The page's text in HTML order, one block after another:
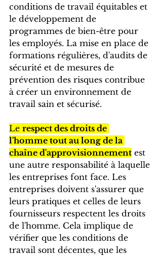
conditions de travail équitables et
le développement de
programmes de bien-être pour
les employés. La mise en place de
formations régulières, d'audits de
sécurité et de mesures de
prévention des risques contribue
à créer un environnement de
travail sain et sécurisé.
Le respect des droits de
l'homme tout au long de la
chaîne d'approvisionnement est
une autre responsabilité à laquelle
les entreprises font face. Les
entreprises doivent s'assurer que
leurs pratiques et celles de leurs
fournisseurs respectent les droits
de l'homme. Cela implique de
vérifier que les conditions de
travail sont décentes, que les